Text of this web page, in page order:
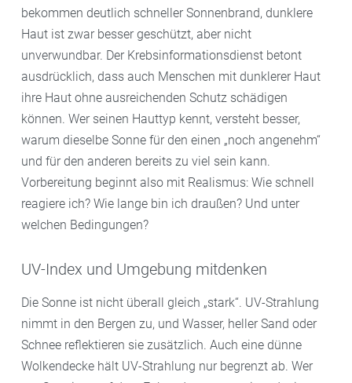
bekommen deutlich schneller Sonnenbrand, dunklere
Haut ist zwar besser geschützt, aber nicht
unverwundbar. Der Krebsinformationsdienst betont
ausdrücklich, dass auch Menschen mit dunklerer Haut
ihre Haut ohne ausreichenden Schutz schädigen
können. Wer seinen Hauttyp kennt, versteht besser,
warum dieselbe Sonne für den einen „noch angenehm“
und für den anderen bereits zu viel sein kann.
Vorbereitung beginnt also mit Realismus: Wie schnell
reagiere ich? Wie lange bin ich draußen? Und unter
welchen Bedingungen?
UV-Index und Umgebung mitdenken
Die Sonne ist nicht überall gleich „stark“. UV-Strahlung
nimmt in den Bergen zu, und Wasser, heller Sand oder
Schnee reflektieren sie zusätzlich. Auch eine dünne
Wolkendecke hält UV-Strahlung nur begrenzt ab. Wer